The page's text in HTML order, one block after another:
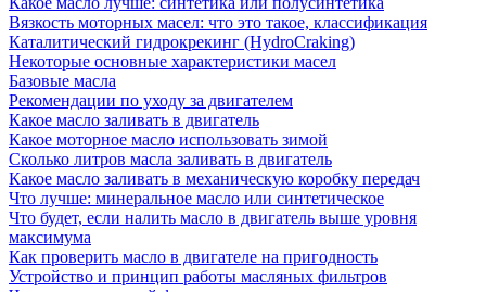
Вязкость моторных масел: что это такое, классификация
Каталитический гидрокрекинг (НydroСraking)
Некоторые основные характеристики масел
Базовые масла
Рекомендации по уходу за двигателем
Какое масло заливать в двигатель
Какое моторное масло использовать зимой
Сколько литров масла заливать в двигатель
Какое масло заливать в механическую коробку передач
Что лучше: минеральное масло или синтетическое
Что будет, если налить масло в двигатель выше уровня
максимума
Как проверить масло в двигателе на пригодность
Устройство и принцип работы масляных фильтров